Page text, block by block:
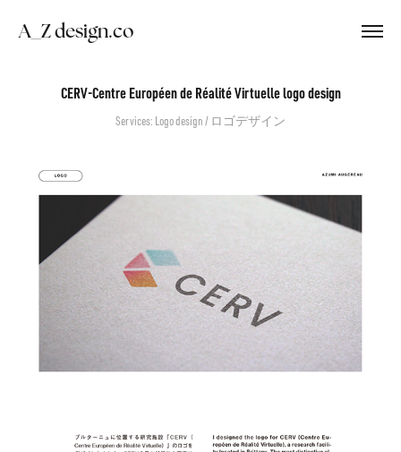
A_Z design.co
CERV-Centre Européen de Réalité Virtuelle logo design
Services: Logo design / ロゴデザイン